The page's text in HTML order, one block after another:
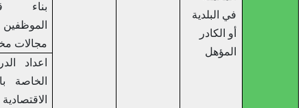
في البلدية
أو الكادر
بناء قدرات
الموظفين في
مجالات مختلفة
اعداد الدراسات
الخاصة بالتنمية
الاقتصادية